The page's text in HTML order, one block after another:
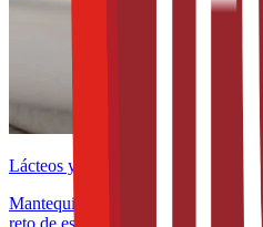
Lácteos y derivados
Mantequillas y untables
reto de estabilidad frente a la